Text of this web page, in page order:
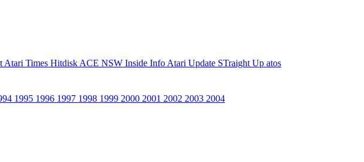
Atari Times Hitdisk ACE NSW Inside Info Atari Update STraight Up atos
1995 1996 1997 1998 1999 2000 2001 2002 2003 2004